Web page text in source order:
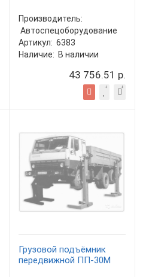
Производитель:
Автоспецоборудование
Артикул: 6383
Наличие: В наличии
43 756.51 р.
Грузовой подъёмник
передвижной ПП-30М